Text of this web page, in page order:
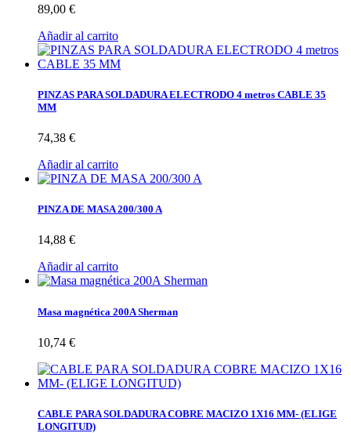
89,00 €
Añadir al carrito
PINZAS PARA SOLDADURA ELECTRODO 4 metros CABLE 35
MM
74,38 €
Añadir al carrito
PINZA DE MASA 200/300 A
14,88 €
Añadir al carrito
Masa magnética 200A Sherman
10,74 €
CABLE PARA SOLDADURA COBRE MACIZO 1X16 MM- (ELIGE
LONGITUD)